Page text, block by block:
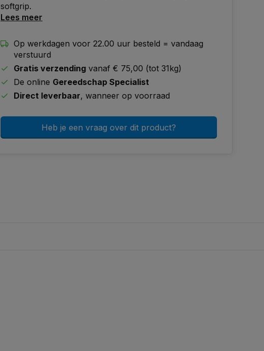
softgrip.
Lees meer
Op werkdagen voor 22.00 uur besteld = vandaag
verstuurd
Gratis verzending vanaf € 75,00 (tot 31kg)
De online Gereedschap Specialist
Direct leverbaar, wanneer op voorraad
Heb je een vraag over dit product?